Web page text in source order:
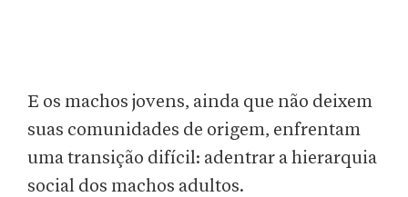
E os machos jovens, ainda que não deixem
suas comunidades de origem, enfrentam
uma transição difícil: adentrar a hierarquia
social dos machos adultos.